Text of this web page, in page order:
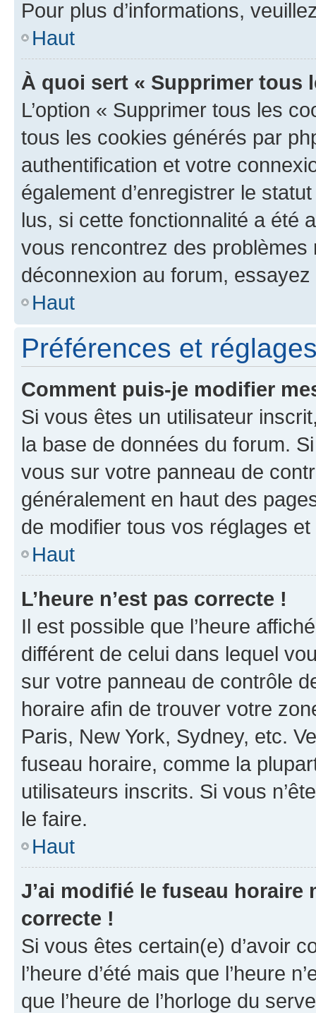
Pour plus d’informations,
Haut
À quoi sert « Supprimer tous
L’option « Supprimer tous les
tous les cookies générés par
authentification et votre
également d’enregistrer le
lus, si cette fonctionnalité a été
vous rencontrez des
déconnexion au forum,
Haut
Préférences et
Comment puis-je modifier
Si vous êtes un utilisateur
la base de données du forum.
vous sur votre panneau de
généralement en haut des
de modifier tous vos réglages
Haut
L’heure n’est pas correcte !
Il est possible que l’heure
différent de celui dans lequel
sur votre panneau de contrôle
horaire afin de trouver votre
Paris, New York, Sydney, etc.
fuseau horaire, comme la
utilisateurs inscrits. Si vous
le faire.
Haut
J’ai modifié le fuseau horaire
correcte !
Si vous êtes certain(e) d’avoir
l’heure d’été mais que l’heure
que l’heure de l’horloge du